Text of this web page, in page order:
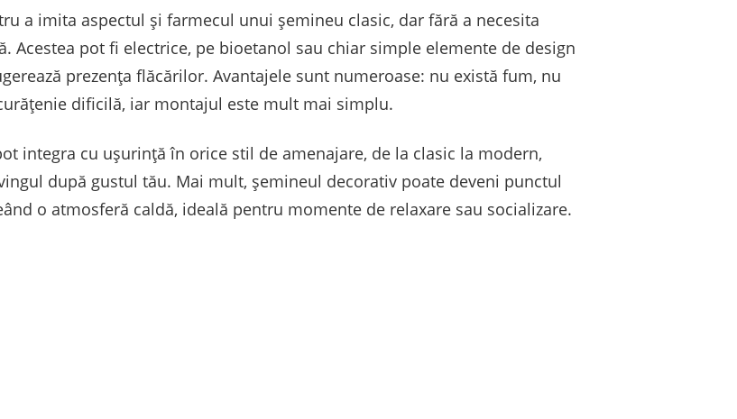
a imita aspectul și farmecul unui șemineu clasic, dar fără a necesita
Acestea pot fi electrice, pe bioetanol sau chiar simple elemente de design
prezența flăcărilor. Avantajele sunt numeroase: nu există fum, nu
dificilă, iar montajul este mult mai simplu.
integra cu ușurință în orice stil de amenajare, de la clasic la modern,
după gustul tău. Mai mult, șemineul decorativ poate deveni punctul
o atmosferă caldă, ideală pentru momente de relaxare sau socializare.